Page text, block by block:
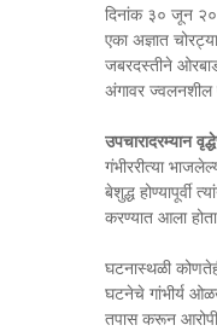
दिनांक ३० जून
एका अज्ञात
जबरदस्तीने
अंगावर ज्वलनशील
उपचारादरम्यान
गंभीररीत्या
बेशुद्ध होण्यापूर्वी
करण्यात आला
घटनास्थळी
घटनेचे गांभीर्य
तपास करून